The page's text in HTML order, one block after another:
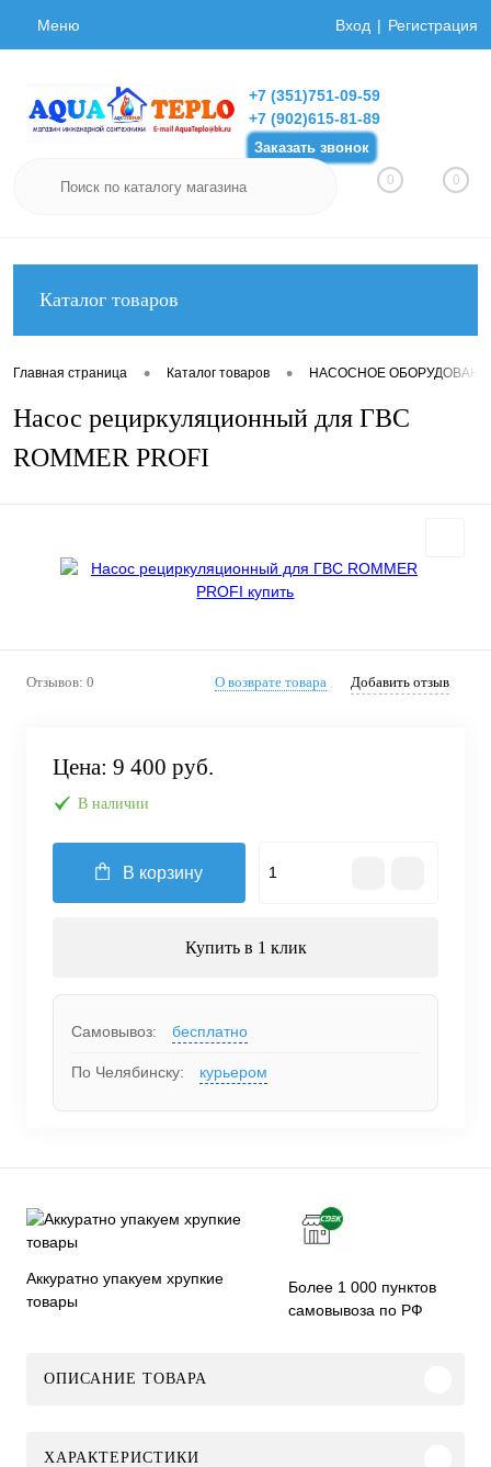
Меню Вход Регистрация
+7 (351)751-09-59
+7 (902)615-81-89
Заказать звонок
0 0
Каталог товаров
Главная страница • Каталог товаров • НАСОСНОЕ
Насос рециркуляционный для ГВС
ROMMER PROFI
Отзывов: 0 О возврате товара Добавить отзыв
Цена: 9 400 руб.
В наличии
В корзину
Купить в 1 клик
Самовывоз: бесплатно
По Челябинску: курьером
Аккуратно упакуем хрупкие
товары
Более 1 000 пунктов
самовывоза по РФ
ОПИСАНИЕ ТОВАРА
ХАРАКТЕРИСТИКИ